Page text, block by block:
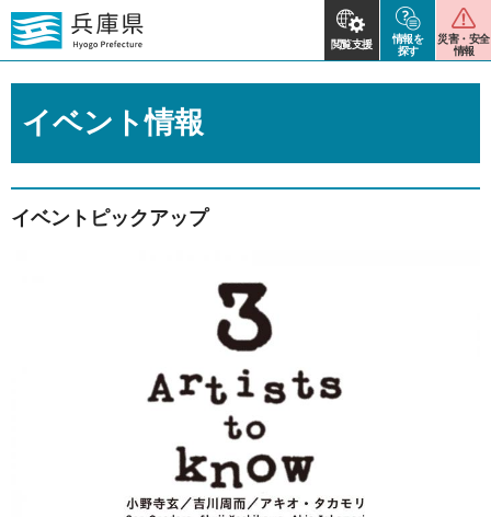
閲覧支援
情報を
探す
災害・安全
情報
イベント情報
イベントピックアップ